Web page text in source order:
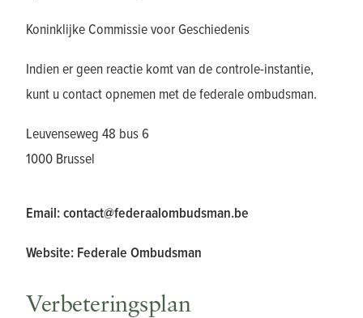
Koninklijke Commissie voor Geschiedenis
Indien er geen reactie komt van de controle-instantie,
kunt u contact opnemen met de federale ombudsman.
Leuvenseweg 48 bus 6
1000 Brussel
Email:contact@federaalombudsman.be
Website: Federale Ombudsman
Verbeteringsplan